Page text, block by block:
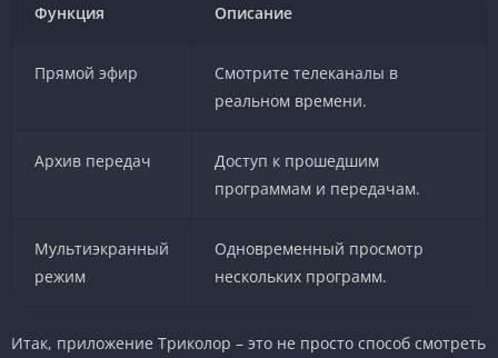
Функция Описание
Прямой эфир
Смотрите телеканалы в
реальном времени.
Архив передач
Доступ к прошедшим
программам и передачам.
Мультиэкранный
режим
Одновременный просмотр
нескольких программ.
Итак, приложение Триколор – это не просто способ смотреть